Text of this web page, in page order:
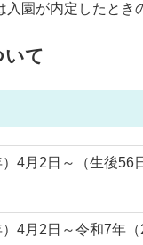
園が内定したとき
いて
4月2日～（生後56
4月2日～令和7年（